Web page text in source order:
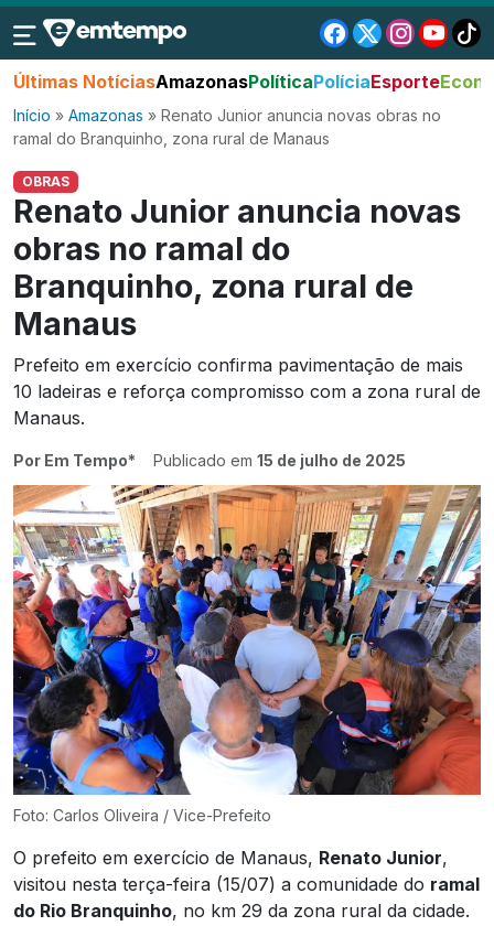
Últimas NotíciasAmazonasPolíticaPolíciaEsporte
Início » Amazonas » Renato Junior anuncia novas obras no
ramal do Branquinho, zona rural de Manaus
OBRAS
Renato Junior anuncia novas
obras no ramal do
Branquinho, zona rural de
Manaus
Prefeito em exercício confirma pavimentação de mais
10 ladeiras e reforça compromisso com a zona rural de
Manaus.
Por Em Tempo* Publicado em 15 de julho de 2025
Foto: Carlos Oliveira / Vice-Prefeito
O prefeito em exercício de Manaus, Renato Junior,
visitou nesta terça-feira (15/07) a comunidade do ramal
do Rio Branquinho, no km 29 da zona rural da cidade.